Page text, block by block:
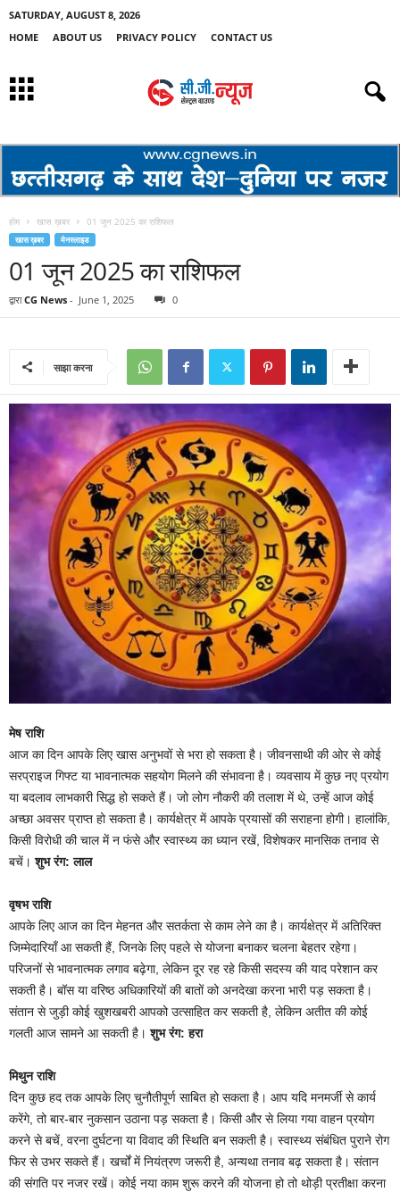
SATURDAY, AUGUST 8, 2026
HOME
ABOUT US PRIVACY POLICY CONTACT US
होम खास ख़बर 01 जून 2025 का राशिफल
खास ख़बर मेनस्लाइड
01 जून 2025 का राशिफल
द्वारा CG News - June 1, 2025 0
साझा करना
मेष राशि
आज का दिन आपके लिए खास अनुभवों से भरा हो सकता है। जीवनसाथी की ओर से कोई
सरप्राइज गिफ्ट या भावनात्मक सहयोग मिलने की संभावना है। व्यवसाय में कुछ नए प्रयोग
या बदलाव लाभकारी सिद्ध हो सकते हैं। जो लोग नौकरी की तलाश में थे, उन्हें आज कोई
अच्छा अवसर प्राप्त हो सकता है। कार्यक्षेत्र में आपके प्रयासों की सराहना होगी। हालांकि,
किसी विरोधी की चाल में न फंसे और स्वास्थ्य का ध्यान रखें, विशेषकर मानसिक तनाव से
बचें। शुभ रंग: लाल
वृषभ राशि
आपके लिए आज का दिन मेहनत और सतर्कता से काम लेने का है। कार्यक्षेत्र में अतिरिक्त
जिम्मेदारियाँ आ सकती हैं, जिनके लिए पहले से योजना बनाकर चलना बेहतर रहेगा।
परिजनों से भावनात्मक लगाव बढ़ेगा, लेकिन दूर रह रहे किसी सदस्य की याद परेशान कर
सकती है। बॉस या वरिष्ठ अधिकारियों की बातों को अनदेखा करना भारी पड़ सकता है।
संतान से जुड़ी कोई खुशखबरी आपको उत्साहित कर सकती है, लेकिन अतीत की कोई
गलती आज सामने आ सकती है।शुभ रंग: हरा
मिथुन राशि
दिन कुछ हद तक आपके लिए चुनौतीपूर्ण साबित हो सकता है। आप यदि मनमर्जी से कार्य
करेंगे, तो बार-बार नुकसान उठाना पड़ सकता है। किसी और से लिया गया वाहन प्रयोग
करने से बचें, वरना दुर्घटना या विवाद की स्थिति बन सकती है। स्वास्थ्य संबंधित पुराने रोग
फिर से उभर सकते हैं। खर्चों में नियंत्रण जरूरी है, अन्यथा तनाव बढ़ सकता है। संतान
की संगति पर नजर रखें। कोई नया काम शुरू करने की योजना हो तो थोड़ी प्रतीक्षा करना